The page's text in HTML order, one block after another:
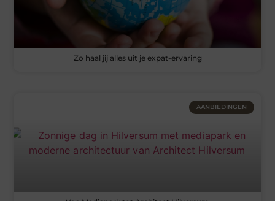
Zo haal jij alles uit je expat-ervaring
AANBIEDINGEN